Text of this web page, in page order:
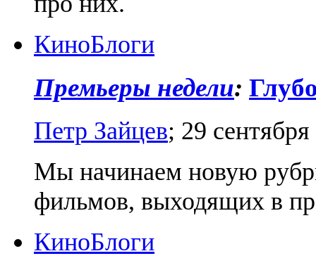
КиноБлоги
Премьеры недели:
Петр Зайцев; 29
Мы начинаем новую
фильмов, выходящих в
КиноБлоги